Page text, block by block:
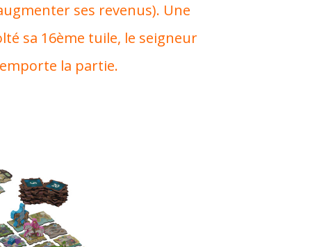
ses revenus). Une
sa 16ème tuile, le seigneur
la partie.